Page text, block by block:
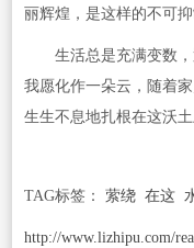
丽辉煌，是这样的不可抑
生活总是充满变数，
我愿化作一朵云，随着
生生不息地扎根在这沃
TAG标签： 萦绕 在这
http://www.lizhipu.com/